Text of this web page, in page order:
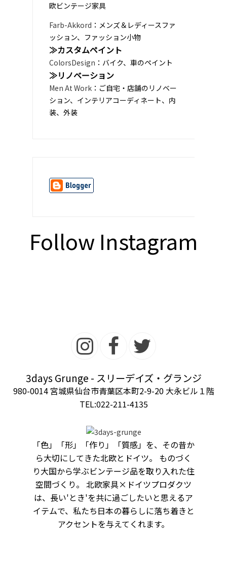
欧ビンテージ家具
Farb-Akkord ：メンズ＆レディースファ
ッション、ファッション小物
≫カスタムペイント
ColorsDesign ：バイク、車のペイント
≫リノベーション
Men At Work ：ご自宅・店舗のリノベー
ション、インテリアコーディネート、内
装、外装
Follow Instagram
3days Grunge - スリーデイズ・グランジ
980-0014 宮城県仙台市青葉区本町2-9-20 大永ビル１階
TEL:022-211-4135
「色」「形」「作り」「質感」を、その昔か
ら大切にしてきた北欧とドイツ。 ものづく
り大国から学ぶビンテージ品を取り入れた住
空間づくり。 北欧家具×ドイツプロダクツ
は、長い'とき'を共に過ごしたいと思えるア
イテムで、私たち日本の暮らしに落ち着きと
アクセントを与えてくれます。